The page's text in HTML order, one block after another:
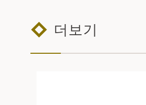
더보기